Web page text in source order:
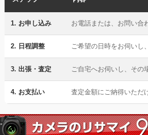
1. お申し込み お電話または、お問い合
2. 日程調整 ご希望の日時をお伺いし
3. 出張・査定 ご自宅へお伺いし、その
4. お支払い 査定金額にご納得いただ